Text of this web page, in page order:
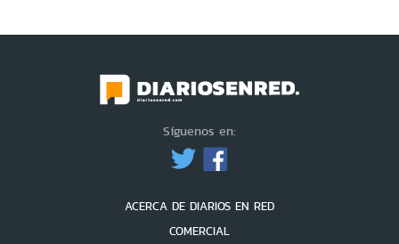
Síguenos en:
ACERCA DE DIARIOS EN RED
COMERCIAL